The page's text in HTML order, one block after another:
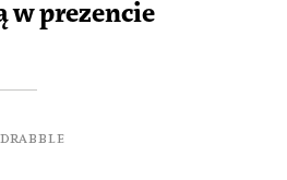
w prezencie